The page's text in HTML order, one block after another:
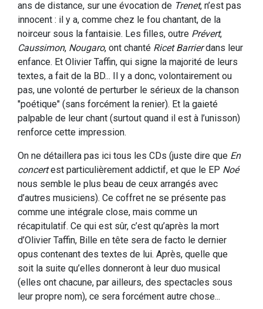
ans de distance, sur une évocation de Trenet, n’est pas
innocent : il y a, comme chez le fou chantant, de la
noirceur sous la fantaisie. Les filles, outre Prévert,
Caussimon, Nougaro, ont chanté Ricet Barrierdans leur
enfance. Et Olivier Taffin, qui signe la majorité de leurs
textes, a fait de la BD... Il y a donc, volontairement ou
pas, une volonté de perturber le sérieux de la chanson
"poétique" (sans forcément la renier). Et la gaieté
palpable de leur chant (surtout quand il est à l’unisson)
renforce cette impression.
On ne détaillera pas ici tous les CDs (juste dire que En
concertest particulièrement addictif, et que le EP Noé
nous semble le plus beau de ceux arrangés avec
d’autres musiciens). Ce coffret ne se présente pas
comme une intégrale close, mais comme un
récapitulatif. Ce qui est sûr, c’est qu’après la mort
d’Olivier Taffin, Bille en tête sera de facto le dernier
opus contenant des textes de lui. Après, quelle que
soit la suite qu’elles donneront à leur duo musical
(elles ont chacune, par ailleurs, des spectacles sous
leur propre nom), ce sera forcément autre chose...